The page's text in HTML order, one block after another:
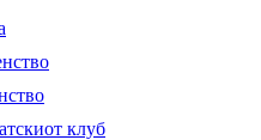
клуб